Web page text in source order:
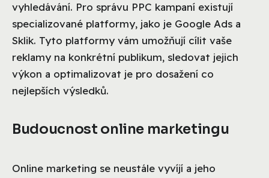
vyhledávání. Pro správu PPC kampaní existují
specializované platformy, jako je Google Ads a
Sklik. Tyto platformy vám umožňují cílit vaše
reklamy na konkrétní publikum, sledovat jejich
výkon a optimalizovat je pro dosažení co
nejlepších výsledků.
Budoucnost online marketingu
Online marketing se neustále vyvíjí a jeho